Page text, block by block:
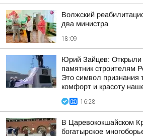
Волжский
два министра
18:09
Юрий Зайцев:
памятник строителям
Это символ признания
комфорт и красоту
16:28
В Царевококшайском
богатырское